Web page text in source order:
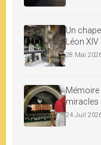
Un
Léon XIV
28 Mai
Mémoire
miracles
24 Juil